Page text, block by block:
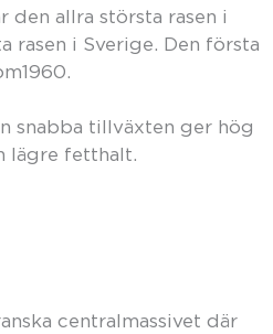
den allra största rasen i
rasen i Sverige. Den första
snabba tillväxten ger hög
lägre fetthalt.
centralmassivet där